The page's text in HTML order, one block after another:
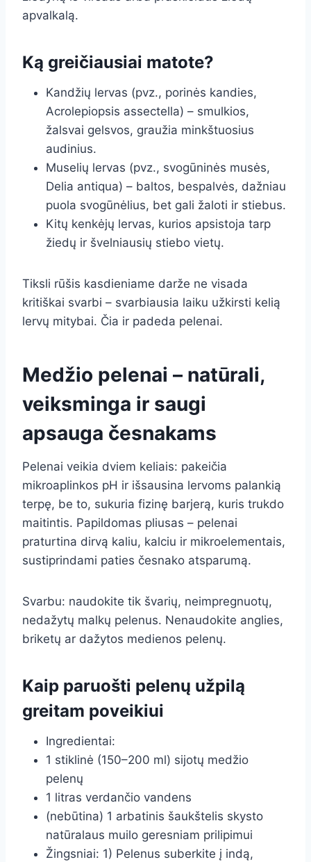
apvalkalą.
Ką greičiausiai matote?
Kandžių lervas (pvz., porinės kandies,
Acrolepiopsis assectella) – smulkios,
žalsvai gelsvos, graužia minkštuosius
audinius.
Muselių lervas (pvz., svogūninės musės,
Delia antiqua) – baltos, bespalvės, dažniau
puola svogūnėlius, bet gali žaloti ir stiebus.
Kitų kenkėjų lervas, kurios apsistoja tarp
žiedų ir švelniausių stiebo vietų.
Tiksli rūšis kasdieniame darže ne visada
kritiškai svarbi – svarbiausia laiku užkirsti kelią
lervų mitybai. Čia ir padeda pelenai.
Medžio pelenai – natūrali,
veiksminga ir saugi
apsauga česnakams
Pelenai veikia dviem keliais: pakeičia
mikroaplinkos pH ir išsausina lervoms palankią
terpę, be to, sukuria fizinę barjerą, kuris trukdo
maitintis. Papildomas pliusas – pelenai
praturtina dirvą kaliu, kalciu ir mikroelementais,
sustiprindami paties česnako atsparumą.
Svarbu: naudokite tik švarių, neimpregnuotų,
nedažytų malkų pelenus. Nenaudokite anglies,
briketų ar dažytos medienos pelenų.
Kaip paruošti pelenų užpilą
greitam poveikiui
Ingredientai:
1 stiklinė (150–200 ml) sijotų medžio
pelenų
1 litras verdančio vandens
(nebūtina) 1 arbatinis šaukštelis skysto
natūralaus muilo geresniam prilipimui
Žingsniai: 1) Pelenus suberkite į indą,